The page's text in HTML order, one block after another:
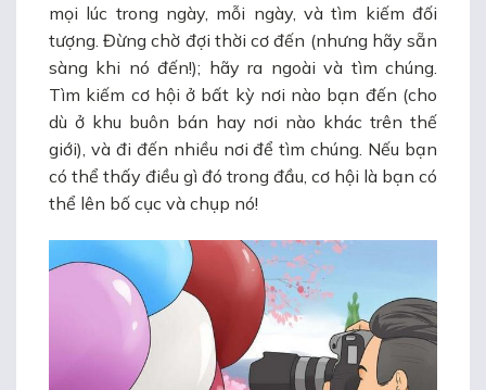
mọi lúc trong ngày, mỗi ngày, và tìm kiếm đối
tượng. Đừng chờ đợi thời cơ đến (nhưng hãy sẵn
sàng khi nó đến!); hãy ra ngoài và tìm chúng.
Tìm kiếm cơ hội ở bất kỳ nơi nào bạn đến (cho
dù ở khu buôn bán hay nơi nào khác trên thế
giới), và đi đến nhiều nơi để tìm chúng. Nếu bạn
có thể thấy điều gì đó trong đầu, cơ hội là bạn có
thể lên bố cục và chụp nó!